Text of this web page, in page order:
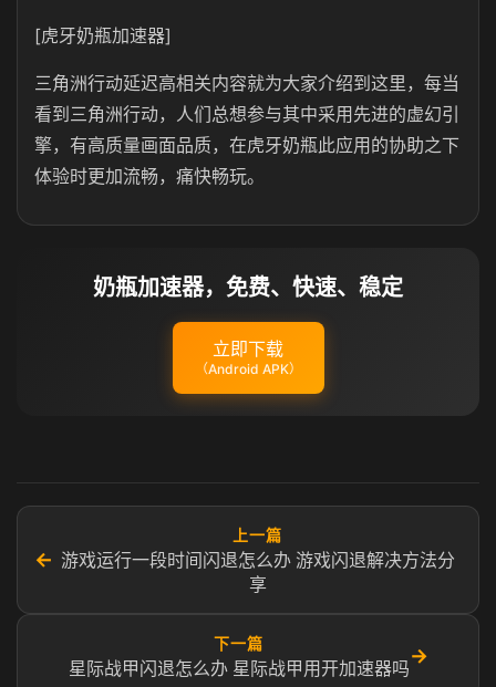
[虎牙奶瓶加速器]
三角洲行动延迟高相关内容就为大家介绍到这里，每当
看到三角洲行动，人们总想参与其中采用先进的虚幻引
擎，有高质量画面品质，在虎牙奶瓶此应用的协助之下
体验时更加流畅，痛快畅玩。
奶瓶加速器，免费、快速、稳定
立即下载
（Android APK）
←
上一篇
游戏运行一段时间闪退怎么办 游戏闪退解决方法分
享
下一篇
星际战甲闪退怎么办 星际战甲用开加速器吗
→